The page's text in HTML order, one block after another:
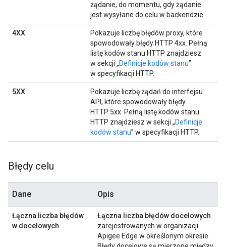
żądanie, do momentu, gdy żądanie
jest wysyłane do celu w backendzie.
4XX
Pokazuje liczbę błędów proxy, które
spowodowały błędy HTTP 4xx. Pełną
listę kodów stanu HTTP znajdziesz
w sekcji „Definicje kodów stanu”
w specyfikacji HTTP.
5XX
Pokazuje liczbę żądań do interfejsu
API, które spowodowały błędy
HTTP 5xx. Pełną listę kodów stanu
HTTP znajdziesz w sekcji „Definicje
kodów stanu” w specyfikacji HTTP.
Błędy celu
Dane Opis
Łączna liczba błędów
w docelowych
Łączna liczba błędów docelowych
zarejestrowanych w organizacji
Apigee Edge w określonym okresie.